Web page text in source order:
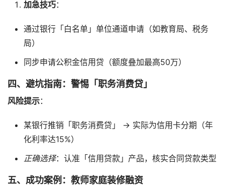
加急技巧：
通过银行「白名单」单位通道申请（如教育局、税务
局）
同步申请公积金信用贷（额度叠加最高50万）
四、避坑指南：警惕「职务消费贷」
风险提示：
某银行推销「职务消费贷」 → 实际为信用卡分期（年
化利率达15%）
正确选择：认准「信用贷款」产品，核实合同贷款类型
五、成功案例：教师家庭装修融资